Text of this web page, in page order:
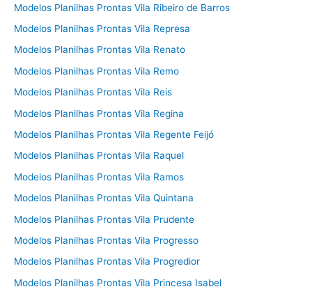
Modelos Planilhas Prontas Vila Ribeiro de Barros
Modelos Planilhas Prontas Vila Represa
Modelos Planilhas Prontas Vila Renato
Modelos Planilhas Prontas Vila Remo
Modelos Planilhas Prontas Vila Reis
Modelos Planilhas Prontas Vila Regina
Modelos Planilhas Prontas Vila Regente Feijó
Modelos Planilhas Prontas Vila Raquel
Modelos Planilhas Prontas Vila Ramos
Modelos Planilhas Prontas Vila Quintana
Modelos Planilhas Prontas Vila Prudente
Modelos Planilhas Prontas Vila Progresso
Modelos Planilhas Prontas Vila Progredior
Modelos Planilhas Prontas Vila Princesa Isabel